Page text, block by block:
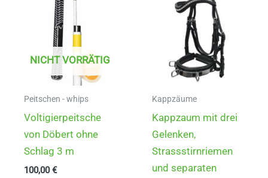
NICHT VORRÄTIG
Peitschen - whips
Voltigierpeitsche
von Döbert ohne
Schlag 3 m
100,00€
Kappzäume
Kappzaum mit drei
Gelenken,
Strassstirnriemen
und separaten